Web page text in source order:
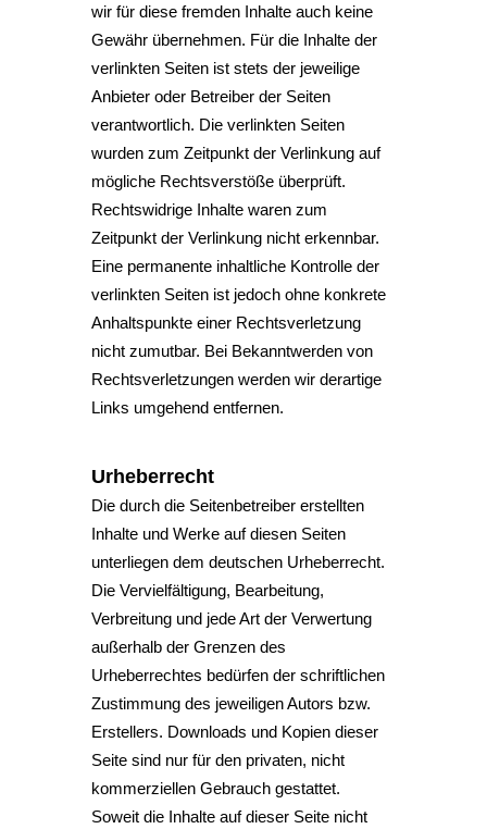
wir für diese fremden Inhalte auch keine
Gewähr übernehmen. Für die Inhalte der
verlinkten Seiten ist stets der jeweilige
Anbieter oder Betreiber der Seiten
verantwortlich. Die verlinkten Seiten
wurden zum Zeitpunkt der Verlinkung auf
mögliche Rechtsverstöße überprüft.
Rechtswidrige Inhalte waren zum
Zeitpunkt der Verlinkung nicht erkennbar.
Eine permanente inhaltliche Kontrolle der
verlinkten Seiten ist jedoch ohne konkrete
Anhaltspunkte einer Rechtsverletzung
nicht zumutbar. Bei Bekanntwerden von
Rechtsverletzungen werden wir derartige
Links umgehend entfernen.
Urheberrecht
Die durch die Seitenbetreiber erstellten
Inhalte und Werke auf diesen Seiten
unterliegen dem deutschen Urheberrecht.
Die Vervielfältigung, Bearbeitung,
Verbreitung und jede Art der Verwertung
außerhalb der Grenzen des
Urheberrechtes bedürfen der schriftlichen
Zustimmung des jeweiligen Autors bzw.
Erstellers. Downloads und Kopien dieser
Seite sind nur für den privaten, nicht
kommerziellen Gebrauch gestattet.
Soweit die Inhalte auf dieser Seite nicht